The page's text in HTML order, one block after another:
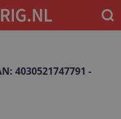
4030521747791 -